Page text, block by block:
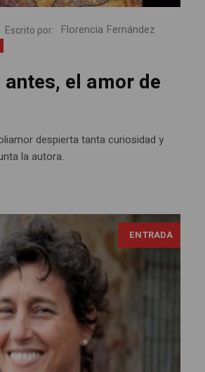
Escrito por: Florencia Fernández
el amor de
despierta tanta curiosidad y
la autora.
ENTRADA